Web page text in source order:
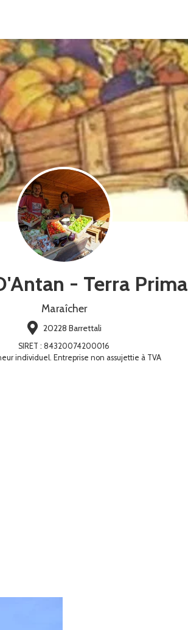
- Terra Prima
Maraîcher
20228 Barrettali
SIRET : 84320074200016
individuel. Entreprise non assujettie à TVA